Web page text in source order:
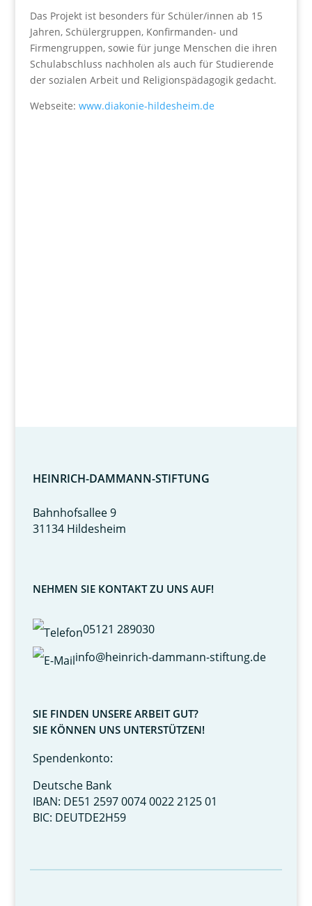
Das Projekt ist besonders für Schüler/innen ab 15
Jahren, Schülergruppen, Konfirmanden- und
Firmengruppen, sowie für junge Menschen die ihren
Schulabschluss nachholen als auch für Studierende
der sozialen Arbeit und Religionspädagogik gedacht.
Webseite: www.diakonie-hildesheim.de
HEINRICH-DAMMANN-STIFTUNG
Bahnhofsallee 9
31134 Hildesheim
NEHMEN SIE KONTAKT ZU UNS AUF!
05121 289030
info@heinrich-dammann-stiftung.de
SIE FINDEN UNSERE ARBEIT GUT?
SIE KÖNNEN UNS UNTERSTÜTZEN!
Spendenkonto:
Deutsche Bank
IBAN: DE51 2597 0074 0022 2125 01
BIC: DEUTDE2H59